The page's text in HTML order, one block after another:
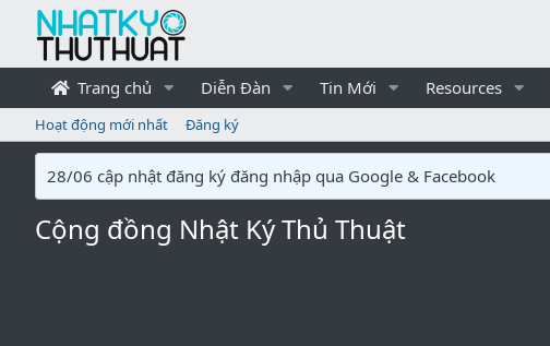
Trang chủ Diễn Đàn Tin Mới Resources
Hoạt động mới nhất Đăng ký
28/06 cập nhật đăng ký đăng nhập qua Google & Facebook
Cộng đồng Nhật Ký Thủ Thuật